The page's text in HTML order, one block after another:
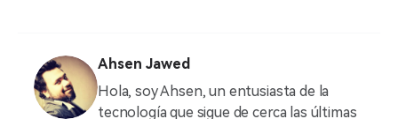
Ahsen Jawed
Hola, soy Ahsen, un entusiasta de la
tecnología que sigue de cerca las últimas